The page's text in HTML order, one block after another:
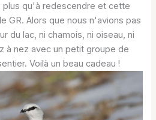
plus qu'à redescendre et cette
GR. Alors que nous n'avions pas
du lac, ni chamois, ni oiseau, ni
à nez avec un petit groupe de
Voilà un beau cadeau !